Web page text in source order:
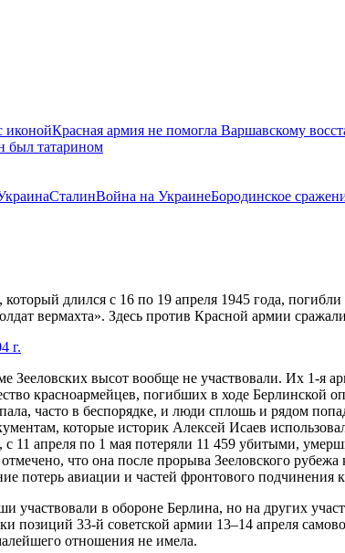
иконойКрасная армия не помогла Варшавскому
был татарином
СталинВойна на УкраинеБородинское
длился с 16 по 19 апреля 1945 года,
вермахта». Здесь против Красной армии
г.
высот вообще не участвовали. Их 1-я
красноармейцев, погибших в ходе Берлинской
часто в беспорядке, и люди сплошь и рядом
которые историк Алексей Исаев
11 апреля по 1 мая потеряли 11 459 убитыми,
что она после прорыва Зееловского
потерь авиации и частей фронтового подчинения
участвовали в обороне Берлина, но на других
позиций 33-й советской армии 13–14 апреля
отношения не имела.